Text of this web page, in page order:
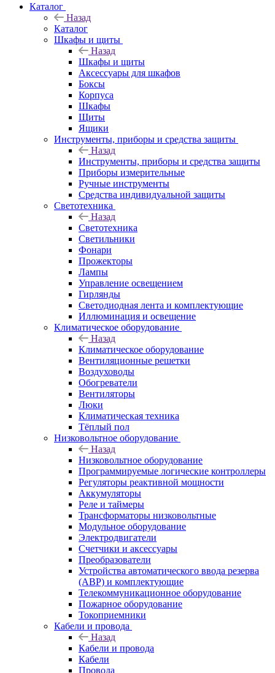
Каталог
Назад
Каталог
Шкафы и щиты
Назад
Шкафы и щиты
Аксессуары для шкафов
Боксы
Корпуса
Шкафы
Щиты
Ящики
Инструменты, приборы и средства защиты
Назад
Инструменты, приборы и средства защиты
Приборы измерительные
Ручные инструменты
Средства индивидуальной защиты
Светотехника
Назад
Светотехника
Светильники
Фонари
Прожекторы
Лампы
Управление освещением
Гирлянды
Светодиодная лента и комплектующие
Иллюминация и освещение
Климатическое оборудование
Назад
Климатическое оборудование
Вентиляционные решетки
Воздуховоды
Обогреватели
Вентиляторы
Люки
Климатическая техника
Тёплый пол
Низковольтное оборудование
Назад
Низковольтное оборудование
Программируемые логические контроллеры
Регуляторы реактивной мощности
Аккумуляторы
Реле и таймеры
Трансформаторы низковольтные
Модульное оборудование
Электродвигатели
Счетчики и аксессуары
Преобразователи
Устройства автоматического ввода резерва
(АВР) и комплектующие
Телекоммуникационное оборудование
Пожарное оборудование
Токоприемники
Кабели и провода
Назад
Кабели и провода
Кабели
Провода